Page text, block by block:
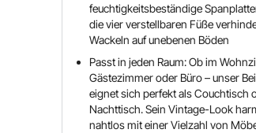
feuchtigkeitsbeständige
die vier verstellbaren Füße
Wackeln auf unebenen Böden
Passt in jeden Raum: Ob im
Gästezimmer oder Büro – unser
eignet sich perfekt als Couchtisch
Nachttisch. Sein Vintage-Look
nahtlos mit einer Vielzahl von